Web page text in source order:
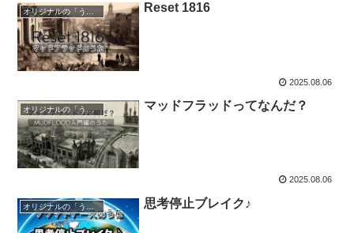
Reset 1816
2025.08.06
オリジナルの「うた」♪ マッドフラッドってなんだ？
2025.08.06
オリジナルの「うた」♪ 思考停止ブレイク♪